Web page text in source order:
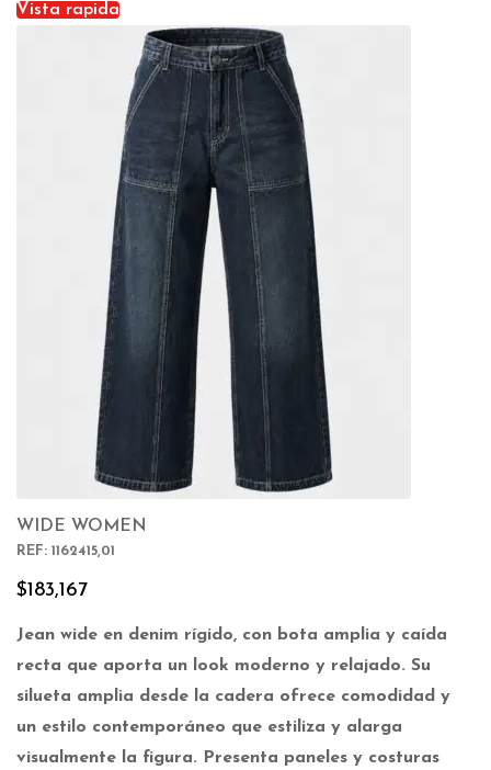
Vista rapida
WIDE WOMEN
REF: 1162415,01
$183,167
Jean wide en denim rígido, con bota amplia y caída
recta que aporta un look moderno y relajado. Su
silueta amplia desde la cadera ofrece comodidad y
un estilo contemporáneo que estiliza y alarga
visualmente la figura. Presenta paneles y costuras